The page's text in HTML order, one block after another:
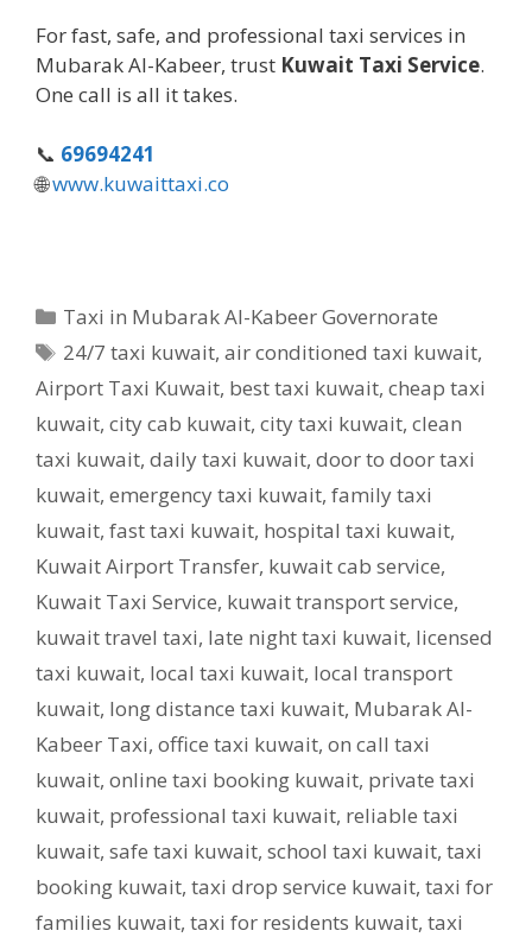
For fast, safe, and professional taxi services in
Mubarak Al-Kabeer, trust Kuwait Taxi Service.
One call is all it takes.
📞 69694241
🌐www.kuwaittaxi.co
Categories
Taxi in Mubarak Al-Kabeer Governorate
Tags
24/7 taxi kuwait,air conditioned taxi kuwait,
Airport Taxi Kuwait, best taxi kuwait, cheap taxi
kuwait, city cab kuwait, city taxi kuwait, clean
taxi kuwait, daily taxi kuwait, door to door taxi
kuwait, emergency taxi kuwait, family taxi
kuwait, fast taxi kuwait, hospital taxi kuwait,
Kuwait Airport Transfer, kuwait cab service,
Kuwait Taxi Service, kuwait transport service,
kuwait travel taxi, late night taxi kuwait, licensed
taxi kuwait, local taxi kuwait, local transport
kuwait, long distance taxi kuwait, Mubarak Al-
Kabeer Taxi, office taxi kuwait, on call taxi
kuwait, online taxi booking kuwait, private taxi
kuwait, professional taxi kuwait, reliable taxi
kuwait, safe taxi kuwait, school taxi kuwait, taxi
booking kuwait, taxi drop service kuwait, taxi for
families kuwait, taxi for residents kuwait, taxi